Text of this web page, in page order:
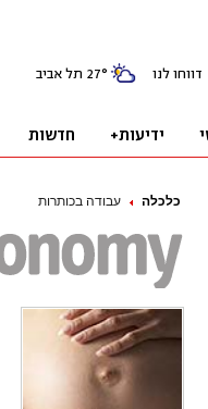
כלכלה עבודה בכותרות